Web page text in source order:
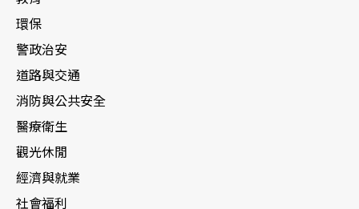
環保
警政治安
道路與交通
消防與公共安全
醫療衛生
觀光休閒
經濟與就業
社會福利